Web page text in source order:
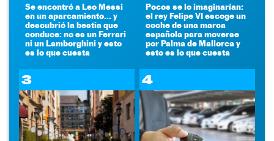
Se encontró a Leo Messi
en un aparcamiento... y
descubrió la bestia que
conduce: no es un Ferrari
ni un Lamborghini y esto
es lo que cuesta
Pocos se lo imaginarían:
el rey Felipe VI escoge un
coche de una marca
española para moverse
por Palma de Mallorca y
esto es lo que cuesta
3 4